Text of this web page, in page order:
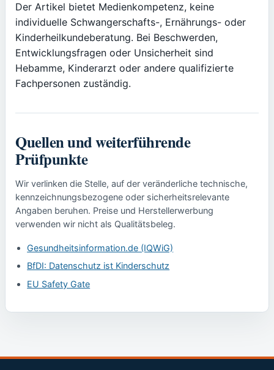
Der Artikel bietet Medienkompetenz, keine
individuelle Schwangerschafts-, Ernährungs- oder
Kinderheilkundeberatung. Bei Beschwerden,
Entwicklungsfragen oder Unsicherheit sind
Hebamme, Kinderarzt oder andere qualifizierte
Fachpersonen zuständig.
Quellen und weiterführende
Prüfpunkte
Wir verlinken die Stelle, auf der veränderliche technische,
kennzeichnungsbezogene oder sicherheitsrelevante
Angaben beruhen. Preise und Herstellerwerbung
verwenden wir nicht als Qualitätsbeleg.
Gesundheitsinformation.de (IQWiG)
BfDI: Datenschutz ist Kinderschutz
EU Safety Gate